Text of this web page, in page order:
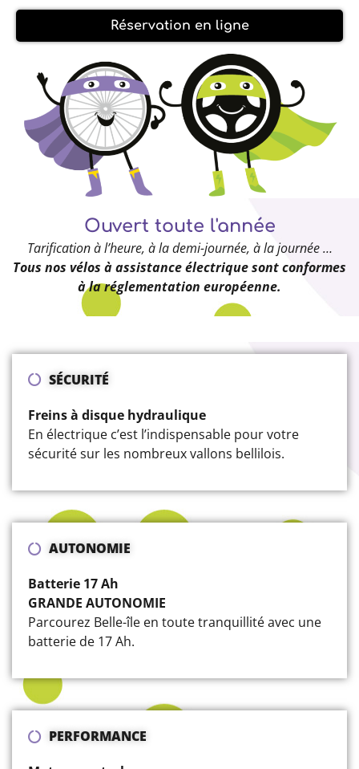
Réservation en ligne
Ouvert toute l'année
Tarification à l’heure, à la demi-journée, à la journée …
Tous nos vélos à assistance électrique sont conformes
à la réglementation européenne.
SÉCURITÉ
Freins à disque hydraulique
En électrique c’est l’indispensable pour votre
sécurité sur les nombreux vallons bellilois.
AUTONOMIE
Batterie 17 Ah
GRANDE AUTONOMIE
Parcourez Belle-île en toute tranquillité avec une
batterie de 17 Ah.
PERFORMANCE